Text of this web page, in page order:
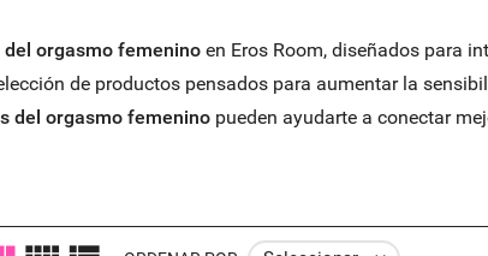
orgasmo femenino en Eros Room, diseñados para
de productos pensados para aumentar la
del orgasmo femenino pueden ayudarte a conectar